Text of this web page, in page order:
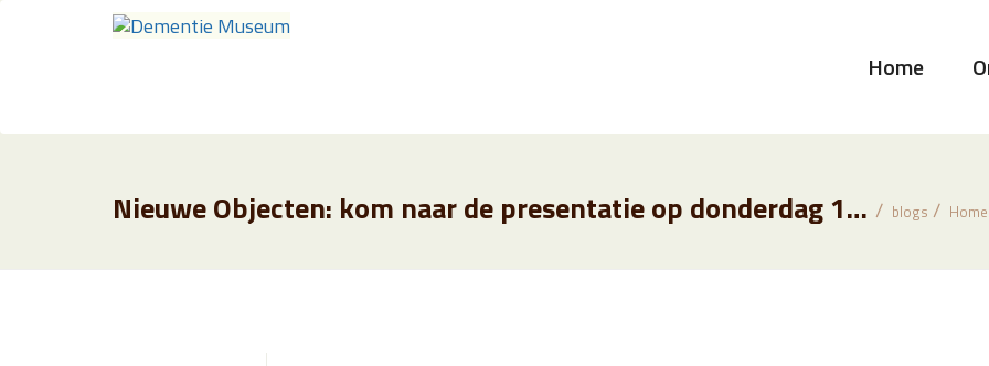
Home
Nieuwe Objecten: kom naar de presentatie op donderdag 12 december 2019 Home
blogs